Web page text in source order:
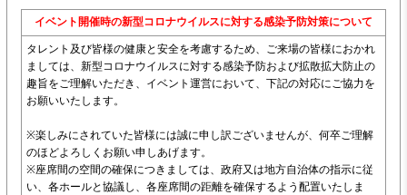
イベント開催時の新型コロナウイルスに対する感染予防対策について
タレント及び皆様の健康と安全を考慮するため、ご来場の皆様におかれ
ましては、新型コロナウイルスに対する感染予防および拡散拡大防止の
趣旨をご理解いただき、イベント運営において、下記の対応にご協力を
お願いいたします。
※楽しみにされていた皆様には誠に申し訳ございませんが、何卒ご理解
のほどよろしくお願い申しあげます。
※座席間の空間の確保につきましては、政府又は地方自治体の指示に従
い、各ホールと協議し、各座席間の距離を確保するよう配置いたしま